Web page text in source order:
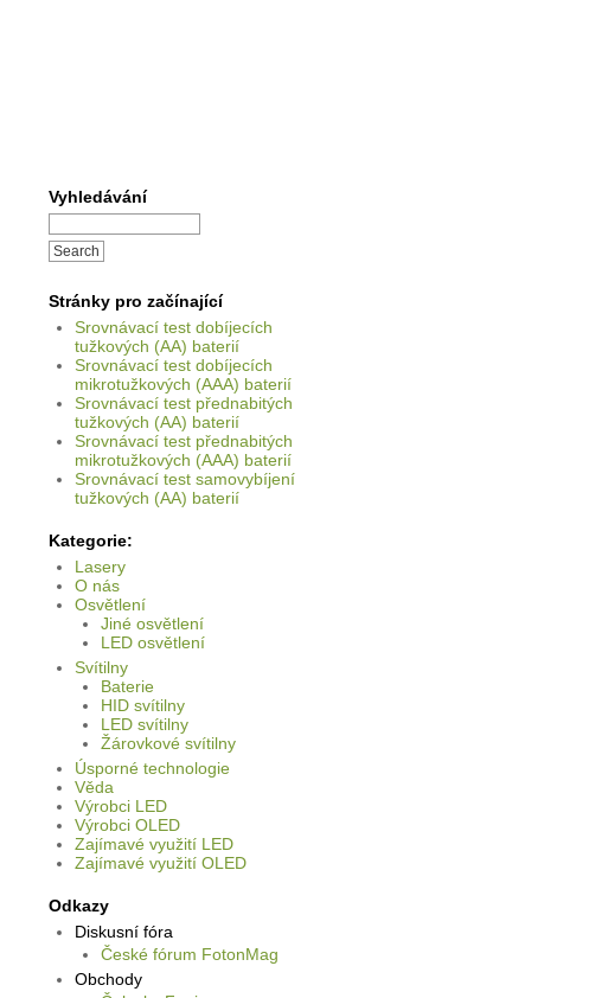
Vyhledávání
Stránky pro začínající
Srovnávací test dobíjecích
tužkových (AA) baterií
Srovnávací test dobíjecích
mikrotužkových (AAA) baterií
Srovnávací test přednabitých
tužkových (AA) baterií
Srovnávací test přednabitých
mikrotužkových (AAA) baterií
Srovnávací test samovybíjení
tužkových (AA) baterií
Kategorie:
Lasery
O nás
Osvětlení
Jiné osvětlení
LED osvětlení
Svítilny
Baterie
HID svítilny
LED svítilny
Žárovkové svítilny
Úsporné technologie
Věda
Výrobci LED
Výrobci OLED
Zajímavé využití LED
Zajímavé využití OLED
Odkazy
Diskusní fóra
České fórum FotonMag
Obchody